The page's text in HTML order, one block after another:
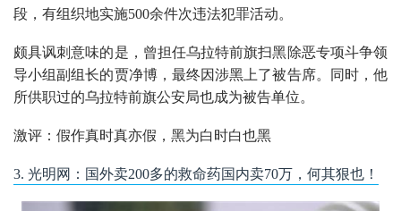
段，有组织地实施500余件次违法犯罪活动。
颇具讽刺意味的是，曾担任乌拉特前旗扫黑除恶专项斗争领
导小组副组长的贾净博，最终因涉黑上了被告席。同时，他
所供职过的乌拉特前旗公安局也成为被告单位。
激评：假作真时真亦假，黑为白时白也黑
3. 光明网：国外卖200多的救命药国内卖70万，何其狠也！